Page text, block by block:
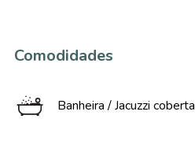
Comodidades
Banheira / Jacuzzi coberta